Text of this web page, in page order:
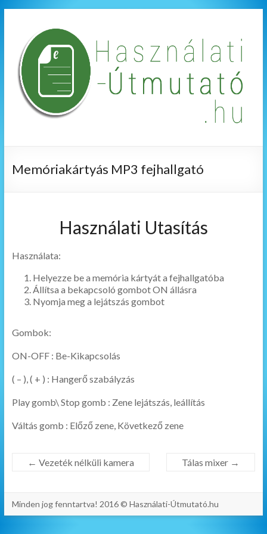
Memóriakártyás MP3 fejhallgató
Használati Utasítás
Használata:
Helyezze be a memória kártyát a fejhallgatóba
Állítsa a bekapcsoló gombot ON állásra
Nyomja meg a lejátszás gombot
Gombok:
ON-OFF : Be-Kikapcsolás
( – ), ( + ) : Hangerő szabályzás
Play gomb\ Stop gomb : Zene lejátszás, leállítás
Váltás gomb : Előző zene, Következő zene
← Vezeték nélküli kamera Tálas mixer →
Minden jog fenntartva! 2016 © Használati-Útmutató.hu